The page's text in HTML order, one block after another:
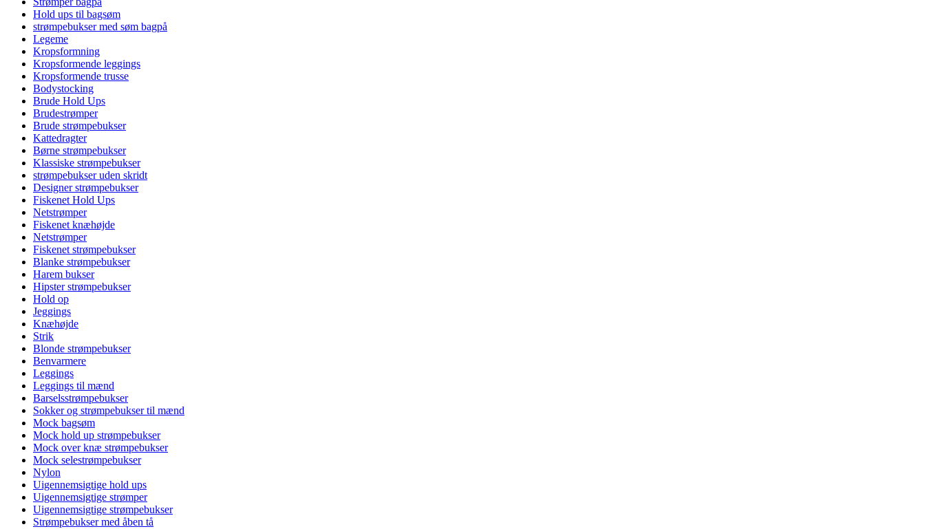
Hold ups til bagsøm
strømpebukser med søm bagpå
Legeme
Kropsformning
Kropsformende leggings
Kropsformende trusse
Bodystocking
Brude Hold Ups
Brudestrømper
Brude strømpebukser
Kattedragter
Børne strømpebukser
Klassiske strømpebukser
strømpebukser uden skridt
Designer strømpebukser
Fiskenet Hold Ups
Netstrømper
Fiskenet knæhøjde
Netstrømper
Fiskenet strømpebukser
Blanke strømpebukser
Harem bukser
Hipster strømpebukser
Hold op
Jeggings
Knæhøjde
Strik
Blonde strømpebukser
Benvarmere
Leggings
Leggings til mænd
Barselsstrømpebukser
Sokker og strømpebukser til mænd
Mock bagsøm
Mock hold up strømpebukser
Mock over knæ strømpebukser
Mock selestrømpebukser
Nylon
Uigennemsigtige hold ups
Uigennemsigtige strømper
Uigennemsigtige strømpebukser
Strømpebukser med åben tå